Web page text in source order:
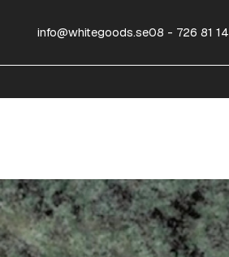
info@whitegoods.se08 - 726 81 14